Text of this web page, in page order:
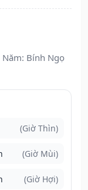
Năm: Bính Ngọ
(Giờ Thìn)
(Giờ Mùi)
(Giờ Hợi)